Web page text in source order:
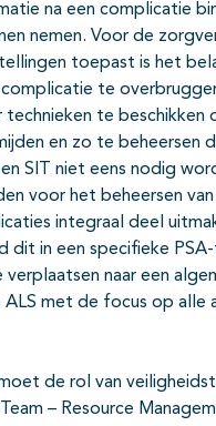
na een complicatie
nemen. Voor de
toepast is het
complicatie te
te beschikken
en zo te beheersen
SIT niet eens nodig
voor het beheersen
integraal deel
dit in een specifieke
naar een
ALS met de focus op alle
de rol van
– Resource